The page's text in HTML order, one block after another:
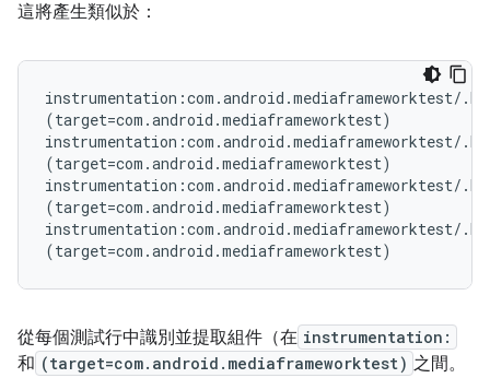
這將產生類似於：
instrumentation:com.android.mediaframeworktest/
(target=com.android.mediaframeworktest)
instrumentation:com.android.mediaframeworktest/
(target=com.android.mediaframeworktest)
instrumentation:com.android.mediaframeworktest/
(target=com.android.mediaframeworktest)
instrumentation:com.android.mediaframeworktest/
從每個測試行中識別並提取組件（在 instrumentation:
和 (target=com.android.mediaframeworktest) 之間。